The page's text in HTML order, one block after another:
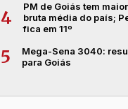
4
PM de Goiás tem
bruta média do país;
fica em 11º
5
Mega-Sena 3040:
para Goiás